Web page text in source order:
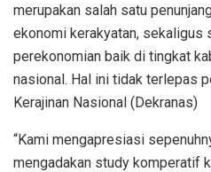
merupakan salah satu
ekonomi kerakyatan, sekaligus
perekonomian baik di tingkat
nasional. Hal ini tidak terlepas
Kerajinan Nasional (Dekranas)
“Kami mengapresiasi
mengadakan study komperatif